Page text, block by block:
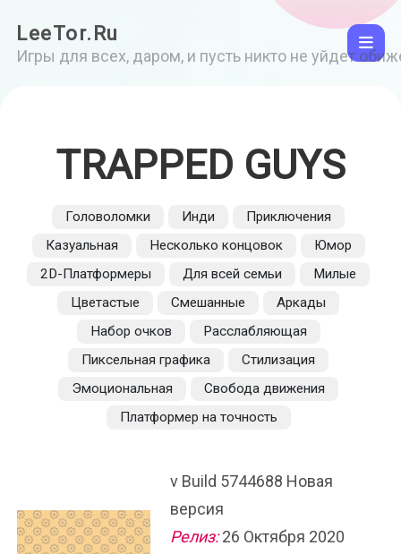
LeeTor.Ru
Игры для всех, даром, и пусть никто не уйдет
TRAPPED GUYS
Головоломки Инди
Приключения
Казуальная
Несколько концовок
Юмор
2D-Платформеры
Для всей семьи
Милые
Цветастые
Смешанные
Аркады
Набор очков
Расслабляющая
Пиксельная графика
Стилизация
Эмоциональная
Свобода движения
Платформер на точность
v Build 5744688 Новая
версия
Релиз:26 Октября 2020